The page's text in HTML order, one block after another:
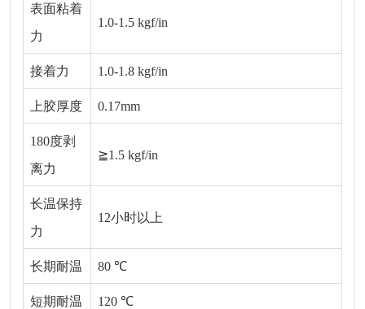
表面粘着
力
1.0-1.5 kgf/in
接着力 1.0-1.8 kgf/in
上胶厚度 0.17mm
180度剥
离力
≧1.5 kgf/in
长温保持
力
12小时以上
长期耐温 80 ℃
短期耐温 120 ℃